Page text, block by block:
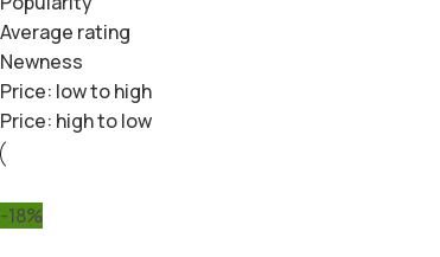
Average rating
Newness
Price: low to high
Price: high to low
-18%